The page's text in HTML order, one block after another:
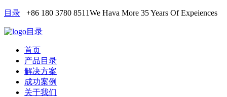
目录 +86 180 3780 8511We Hava More 35 Years Of Expeiences
目录
首页
产品目录
解决方案
成功案例
关于我们